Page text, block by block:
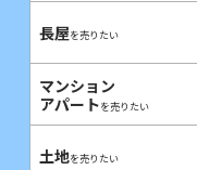
長屋を売りたい
マンション
アパートを売りたい
土地を売りたい